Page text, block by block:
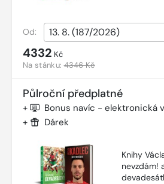
Od:
4332 Kč
Na stánku:4346 Kč
Půlroční předplatné
+ Bonus navíc - elektronická
+ Dárek
Knihy
nevzdám!